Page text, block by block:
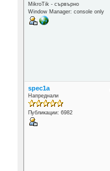
MikroTik - сървърно
Window Manager: console only
spec1a
Напреднали
Публикации: 6982